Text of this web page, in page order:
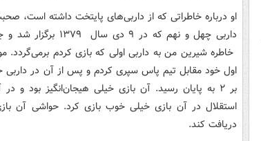
او درباره خاطراتی که از داربی‌های پایتخت داشته است،
داربی چهل و نهم که
خاطره شیرین من به داربی اولی که بازی کردم برمی‌گردد.
بر ۲ به پایان رسید. آن بازی خیلی هیجان‌انگیز بود
استقلال در آن بازی خیلی خوب بازی کرد. حواشی آن
دریافت کند.